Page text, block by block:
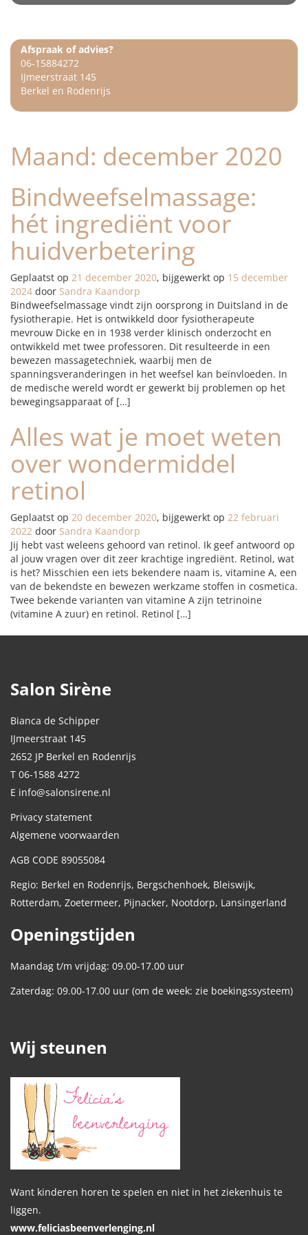
Afspraak of advies?
06-15884272
IJmeerstraat 145
Berkel en Rodenrijs
Maand: december 2020
Bindweefselmassage:
hét ingrediënt voor
huidverbetering
Geplaatst op 21 december 2020, bijgewerkt op 15 december
2024 door Sandra Kaandorp
Bindweefselmassage vindt zijn oorsprong in Duitsland in de
fysiotherapie. Het is ontwikkeld door fysiotherapeute
mevrouw Dicke en in 1938 verder klinisch onderzocht en
ontwikkeld met twee professoren. Dit resulteerde in een
bewezen massagetechniek, waarbij men de
spanningsveranderingen in het weefsel kan beïnvloeden. In
de medische wereld wordt er gewerkt bij problemen op het
bewegingsapparaat of […]
Alles wat je moet weten
over wondermiddel
retinol
Geplaatst op 20 december 2020, bijgewerkt op 22 februari
2022 door Sandra Kaandorp
Jij hebt vast weleens gehoord van retinol. Ik geef antwoord op
al jouw vragen over dit zeer krachtige ingrediënt. Retinol, wat
is het? Misschien een iets bekendere naam is, vitamine A, een
van de bekendste en bewezen werkzame stoffen in cosmetica.
Twee bekende varianten van vitamine A zijn tetrinoine
(vitamine A zuur) en retinol. Retinol […]
Salon Sirène
Bianca de Schipper
IJmeerstraat 145
2652 JP Berkel en Rodenrijs
T 06-1588 4272
E info@salonsirene.nl
Privacy statement
Algemene voorwaarden
AGB CODE 89055084
Regio: Berkel en Rodenrijs, Bergschenhoek, Bleiswijk,
Rotterdam, Zoetermeer, Pijnacker, Nootdorp, Lansingerland
Openingstijden
Maandag t/m vrijdag: 09.00-17.00 uur
Zaterdag: 09.00-17.00 uur (om de week: zie boekingssysteem)
Wij steunen
Want kinderen horen te spelen en niet in het ziekenhuis te
liggen.
www.feliciasbeenverlenging.nl